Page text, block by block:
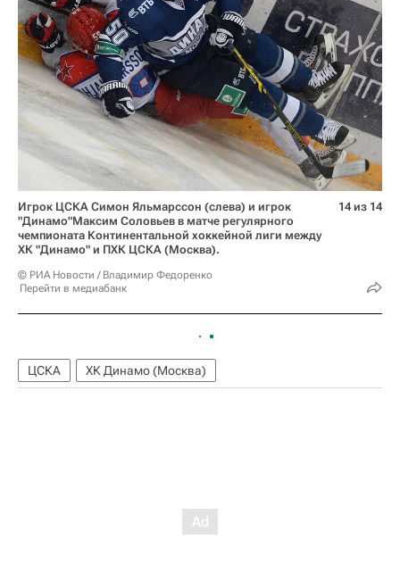
Игрок ЦСКА Симон Яльмарссон (слева) и игрок
"Динамо"Максим Соловьев в матче регулярного
чемпионата Континентальной хоккейной лиги между
ХК "Динамо" и ПХК ЦСКА (Москва).
© РИА Новости / Владимир Федоренко
Перейти в медиабанк
14 из 14
ЦСКА ХК Динамо (Москва)